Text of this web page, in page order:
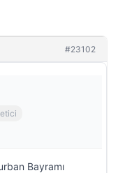
#23102
Bayramı